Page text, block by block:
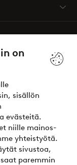
on
sisällön
evästeitä.
niille mainos-
yhteistyötä.
sivustoa,
paremmin
tai erissä
?